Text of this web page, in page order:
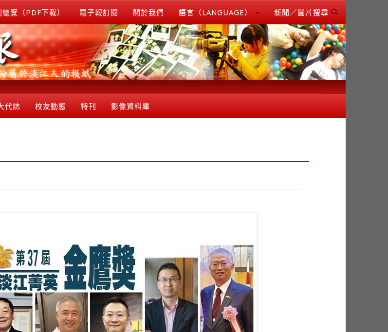
覽（PDF下載） 電子報訂閱 關於我們 語言（LANGUAGE） 新聞／圖片搜尋
代誌 校友動態 特刊 影像資料庫